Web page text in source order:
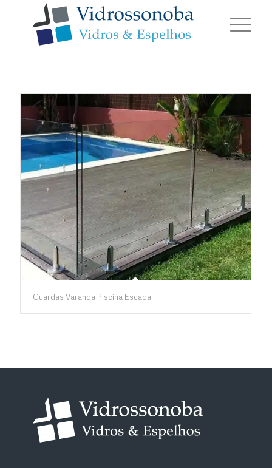
Guardas Varanda Piscina Escada